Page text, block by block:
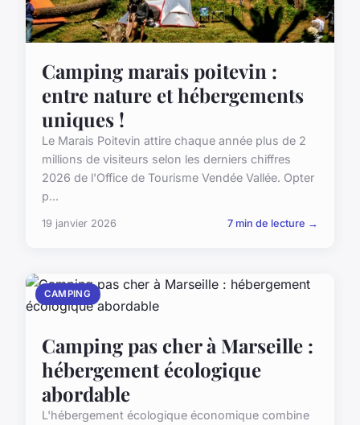
Camping marais poitevin :
entre nature et hébergements
uniques !
Le Marais Poitevin attire chaque année plus de 2
millions de visiteurs selon les derniers chiffres
2026 de l'Office de Tourisme Vendée Vallée. Opter
p...
19 janvier 2026 7 min de lecture →
CAMPING
Camping pas cher à Marseille :
hébergement écologique
abordable
L'hébergement écologique économique combine